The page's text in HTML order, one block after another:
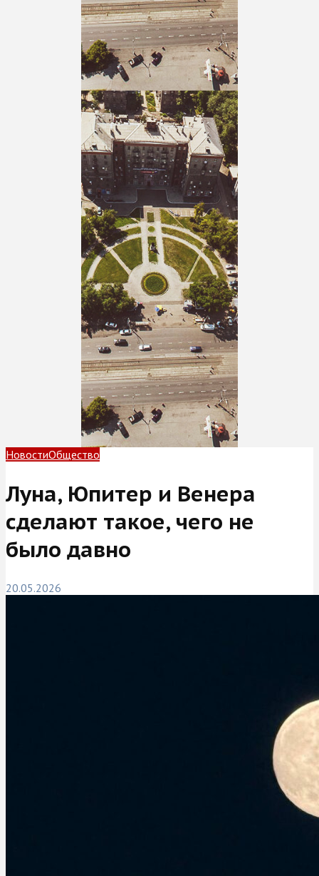
НовостиОбщество
Луна, Юпитер и Венера
сделают такое, чего не
было давно
20.05.2026